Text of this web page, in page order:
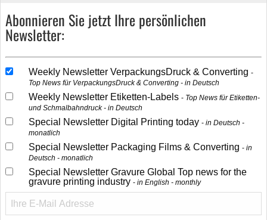
Abonnieren Sie jetzt Ihre persönlichen
Newsletter:
Weekly Newsletter VerpackungsDruck & Converting
Top News für VerpackungsDruck & Converting - in Deutsch
Weekly Newsletter Etiketten-Labels
Top News für Etiketten-
und Schmalbahndruck - in Deutsch
Special Newsletter Digital Printing today
in Deutsch -
monatlich
Special Newsletter Packaging Films & Converting
in
Deutsch - monatlich
Special Newsletter Gravure Global Top news for the
gravure printing industry
in English - monthly